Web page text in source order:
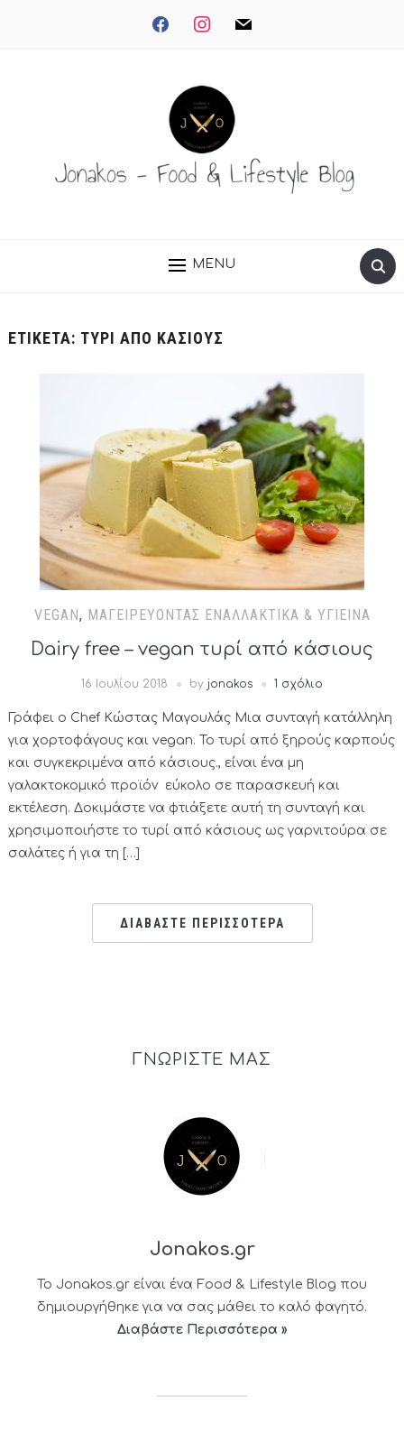
facebookinstagrammail
MENU
ΕΤΙΚΈΤΑ: ΤΥΡΊ ΑΠΌ ΚΆΣΙΟΥΣ
VEGAN, ΜΑΓΕΙΡΕΎΟΝΤΑΣ ΕΝΑΛΛΑΚΤΙΚΆ & ΥΓΙΕΙΝΆ
Dairy free – vegan τυρί από κάσιους
16 Ιουλίου 2018 by jonakos 1 σχόλιο
Γράφει ο Chef Κώστας Μαγουλάς Μια συνταγή κατάλληλη
για χορτοφάγους και vegan. Το τυρί από ξηρούς καρπούς
και συγκεκριμένα από κάσιους., είναι ένα μη
γαλακτοκομικό προϊόν εύκολο σε παρασκευή και
εκτέλεση. Δοκιμάστε να φτιάξετε αυτή τη συνταγή και
χρησιμοποιήστε το τυρί από κάσιους ως γαρνιτούρα σε
σαλάτες ή για τη […]
ΔΙΑΒΑΣΤΕ ΠΕΡΙΣΣΟΤΕΡΑ
ΓΝΩΡΙΣΤΕ ΜΑΣ
Jonakos.gr
Το Jonakos.gr είναι ένα Food & Lifestyle Blog που
δημιουργήθηκε για να σας μάθει το καλό φαγητό.
Διαβάστε Περισσότερα »